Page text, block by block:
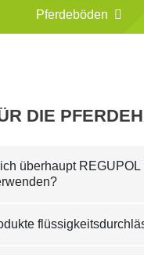
Pferdeböden
DIE
überhaupt